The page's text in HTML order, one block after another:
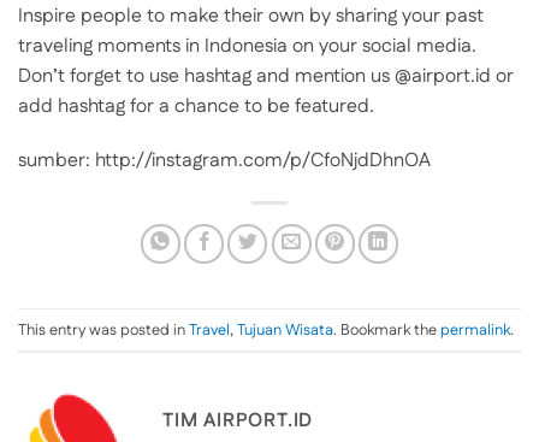
Inspire people to make their own by sharing your past
traveling moments in Indonesia on your social media.
Don’t forget to use hashtag and mention us @airport.id or
add hashtag for a chance to be featured.
sumber: http://instagram.com/p/CfoNjdDhnOA
This entry was posted inTravel,Tujuan Wisata. Bookmark thepermalink.
TIM AIRPORT.ID